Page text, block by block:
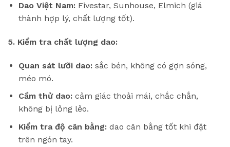
Dao Việt Nam:Fivestar, Sunhouse, Elmich (giá
thành hợp lý, chất lượng tốt).
5. Kiểm tra chất lượng dao:
Quan sát lưỡi dao:sắc bén, không có gợn sóng,
méo mó.
Cầm thử dao:cảm giác thoải mái, chắc chắn,
không bị lỏng lẻo.
Kiểm tra độ cân bằng:dao cân bằng tốt khi đặt
trên ngón tay.